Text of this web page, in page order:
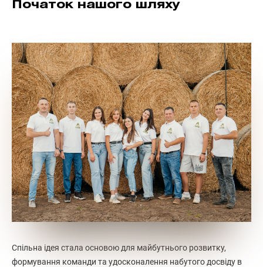
Початок нашого шляху
Спільна ідея стала основою для майбутнього розвитку,
формування команди та удосконалення набутого досвіду в